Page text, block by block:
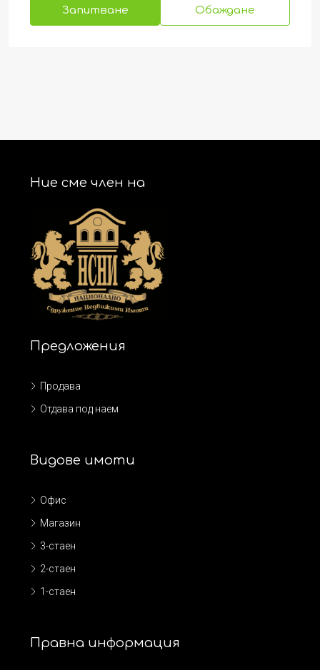
Запитване Обаждане
Ние сме член на
Предложения
Продава
Отдава под наем
Видове имоти
Офис
Магазин
3-стаен
2-стаен
1-стаен
Правна информация